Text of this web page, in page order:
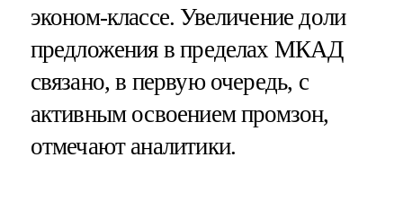
эконом-классе. Увеличение доли
предложения в пределах МКАД
связано, в первую очередь, с
активным освоением промзон,
отмечают аналитики.